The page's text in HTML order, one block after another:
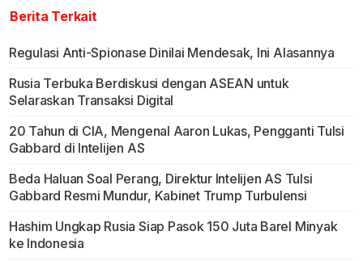
Berita Terkait
Regulasi Anti-Spionase Dinilai Mendesak, Ini Alasannya
Rusia Terbuka Berdiskusi dengan ASEAN untuk
Selaraskan Transaksi Digital
20 Tahun di CIA, Mengenal Aaron Lukas, Pengganti Tulsi
Gabbard di Intelijen AS
Beda Haluan Soal Perang, Direktur Intelijen AS Tulsi
Gabbard Resmi Mundur, Kabinet Trump Turbulensi
Hashim Ungkap Rusia Siap Pasok 150 Juta Barel Minyak
ke Indonesia